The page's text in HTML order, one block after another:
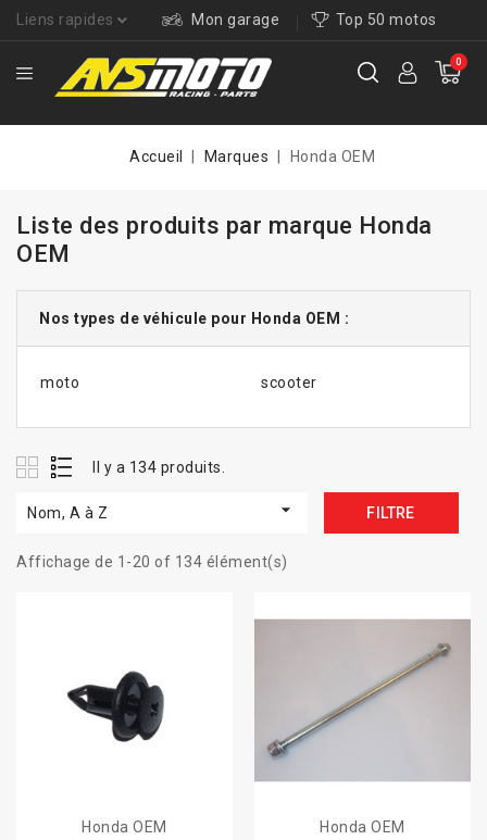
Liens rapides Mon garage Top 50 motos
0
Accueil Marques Honda OEM
Liste des produits par marque Honda
OEM
Nos types de véhicule pour Honda OEM :
moto scooter
Il y a 134 produits.
Nom, A à Z  FILTRE
Affichage de 1-20 of 134 élément(s)
Honda OEM
Honda OEM